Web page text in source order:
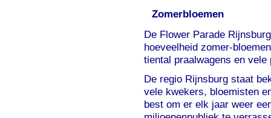
Zomerbloemen
De Flower Parade
hoeveelheid zomer-
tiental praalwagens en vele
De regio Rijnsburg staat
vele kwekers, bloemisten
best om er elk jaar weer